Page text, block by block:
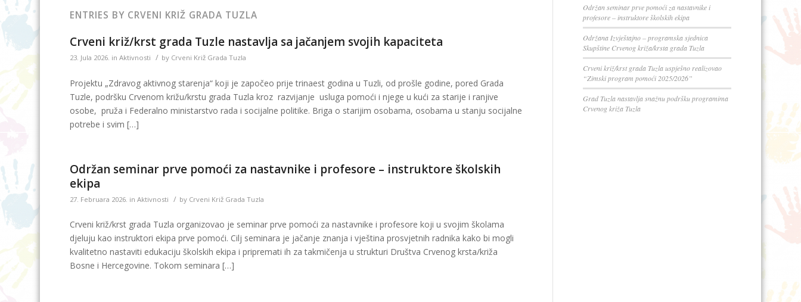
ENTRIES BY CRVENI KRIŽ GRADA TUZLA
Crveni križ/krst grada Tuzle nastavlja sa jačanjem svojih kapaciteta
23. Jula 2026. inAktivnosti / by Crveni Križ Grada Tuzla
Projektu „Zdravog aktivnog starenja“ koji je započeo prije trinaest godina u Tuzli, od prošle godine, pored Grada
Tuzle, podršku Crvenom križu/krstu grada Tuzla kroz razvijanje usluga pomoći i njege u kući za starije i ranjive
osobe, pruža i Federalno ministarstvo rada i socijalne politike. Briga o starijim osobama, osobama u stanju socijalne
potrebe i svim […]
Održan seminar prve pomoći za nastavnike i profesore – instruktore školskih
ekipa
27. Februara 2026. inAktivnosti / by Crveni Križ Grada Tuzla
Crveni križ/krst grada Tuzla organizovao je seminar prve pomoći za nastavnike i profesore koji u svojim školama
djeluju kao instruktori ekipa prve pomoći. Cilj seminara je jačanje znanja i vještina prosvjetnih radnika kako bi mogli
kvalitetno nastaviti edukaciju školskih ekipa i pripremati ih za takmičenja u strukturi Društva Crvenog krsta/križa
Bosne i Hercegovine. Tokom seminara […]
Održan seminar prve pomoći za nastavnike i
profesore – instruktore školskih ekipa
Održana Izvještajno – programska sjednica
Skupštine Crvenog križa/krsta grada Tuzla
Crveni križ/krst grada Tuzla uspješno realizovao
“Zimski program pomoći 2025/2026”
Grad Tuzla nastavlja snažnu podršku programima
Crvenog križa Tuzla